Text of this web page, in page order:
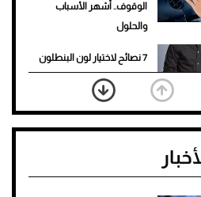
الوقوف.. أشهر الأسباب
والحلول
7 نصائح لاختيار لون البنطلون
المناسب للقميص الأسود
نرى المستقبل من خلال
تصميماتنا.. كيف حجزت 1886